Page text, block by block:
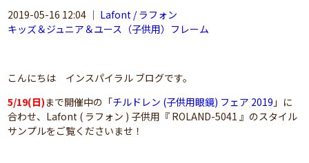
2019-05-16 12:04 ｜ Lafont / ラフォン
キッズ＆ジュニア＆ユース（子供用）フレーム
こんにちは インスパイラル ブログです。
5/19(日)まで開催中の「チルドレン (子供用眼鏡) フェア 2019 」に
合わせ、Lafont ( ラフォン ) 子供用『 ROLAND-5041 』のスタイル
サンプルをご覧くださいませ！